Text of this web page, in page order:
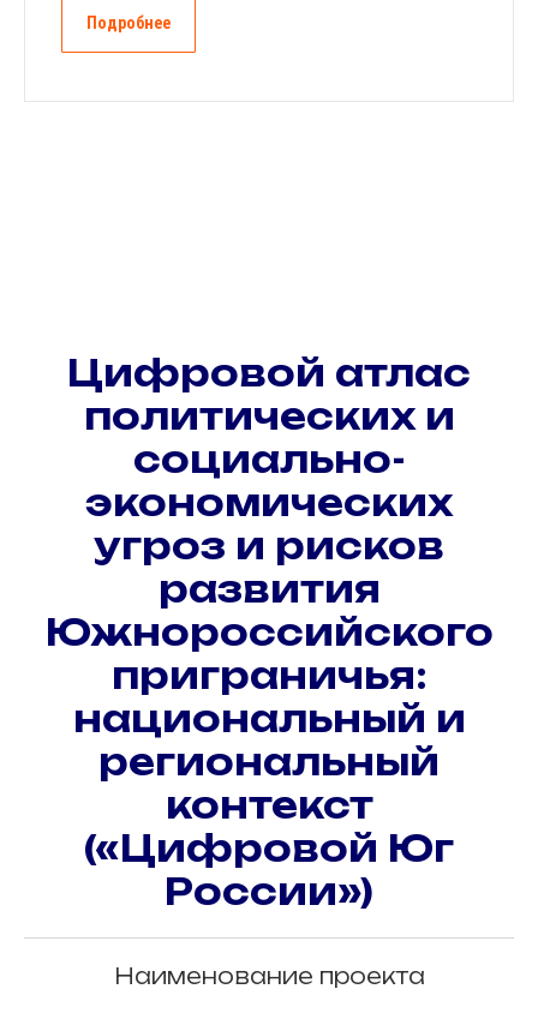
Подробнее
Цифровой атлас
политических и
социально-
экономических
угроз и рисков
развития
Южнороссийского
приграничья:
национальный и
региональный
контекст
(«Цифровой Юг
России»)
Наименование проекта